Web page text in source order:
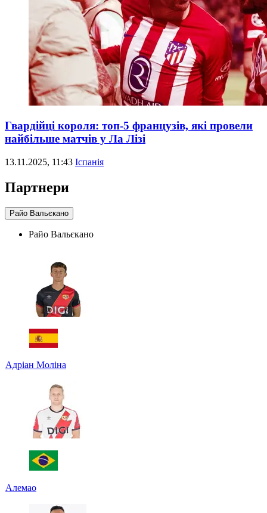
Гвардійці короля: топ-5 французів, які провели
найбільше матчів у Ла Лізі
13.11.2025, 11:43 Іспанія
Партнери
Райо Вальєкано
Райо Вальєкано
Адріан Моліна
Алемао